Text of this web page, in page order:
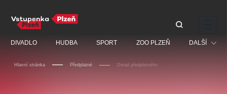
DIVADLO HUDBA SPORT ZOO PLZEŇ DALŠÍ
Hlavní stránka Předplatné Detail předplatného
Doporučujeme